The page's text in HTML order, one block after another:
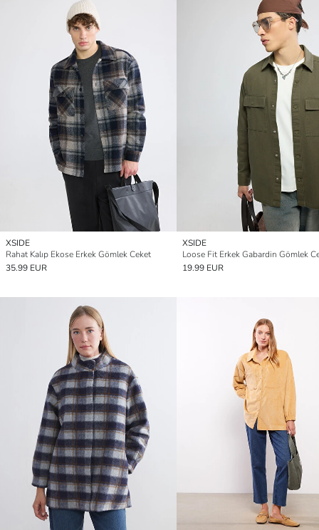
XSIDE
Rahat Kalıp Ekose Erkek Gömlek Ceket
35.99 EUR
XSIDE
Loose Fit Erkek Gabardin Gömlek
19.99 EUR